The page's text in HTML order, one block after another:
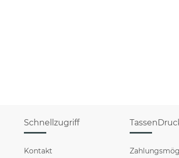
Schnellzugriff
Kontakt